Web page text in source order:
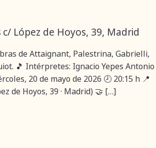
c/ López de Hoyos, 39, Madrid
de Attaignant, Palestrina, Gabrielli,
🎵 Intérpretes: Ignacio Yepes Antonio
20 de mayo de 2026 🕗 20:15 h 📍
de Hoyos, 39 · Madrid) 🤝 […]